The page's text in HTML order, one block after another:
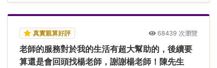
真實親算好評 68439 次瀏覽
老師的服務對於我的生活有超大幫助的，後續要
算還是會回頭找楊老師，謝謝楊老師！陳先生